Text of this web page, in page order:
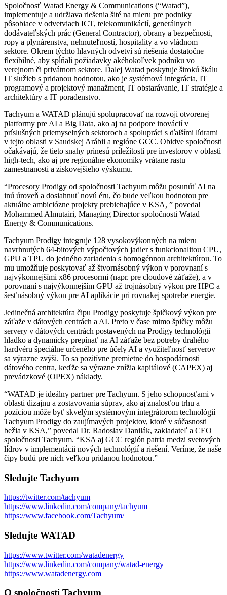
Spoločnosť Watad Energy & Communications (“Watad”),
implementuje a udržiava riešenia šité na mieru pre podniky
pôsobiace v odvetviach ICT, telekomunikácií, generálnych
dodávateľských prác (General Contractor), obrany a bezpečnosti,
ropy a plynárenstva, nehnuteľností, hospitality a vo vládnom
sektore. Okrem týchto hlavných odvetví sú riešenia dostatočne
flexibilné, aby spĺňali požiadavky akéhokoľvek podniku vo
verejnom či privátnom sektore. Ďalej Watad poskytuje širokú škálu
IT služieb s pridanou hodnotou, ako je systémová integrácia, IT
programový a projektový manažment, IT obstarávanie, IT stratégie a
architektúry a IT poradenstvo.
Tachyum a WATAD plánujú spolupracovať na rozvoji otvorenej
platformy pre AI a Big Data, ako aj na podpore inovácií v
príslušných priemyselných sektoroch a spolupráci s ďalšími lídrami
v tejto oblasti v Saudskej Arábii a regióne GCC. Obidve spoločnosti
očakávajú, že tieto snahy prinesú príležitosti pre investorov v oblasti
high-tech, ako aj pre regionálne ekonomiky vrátane rastu
zamestnanosti a ziskovejšieho výskumu.
“Procesory Prodigy od spoločnosti Tachyum môžu posunúť AI na
inú úroveň a dosiahnuť novú éru, čo bude veľkou hodnotou pre
aktuálne ambiciózne projekty prebiehajúce v KSA, ” povedal
Mohammed Almutairi, Managing Director spoločnosti Watad
Energy & Communications.
Tachyum Prodigy integruje 128 vysokovýkonných na mieru
navrhnutých 64-bitových výpočtových jadier s funkcionalitou CPU,
GPU a TPU do jedného zariadenia s homogénnou architektúrou. To
mu umožňuje poskytovať až štvornásobný výkon v porovnaní s
najvýkonnejšími x86 procesormi (napr. pre cloudové záťaže), a v
porovnaní s najvýkonnejším GPU až trojnásobný výkon pre HPC a
šesťnásobný výkon pre AI aplikácie pri rovnakej spotrebe energie.
Jedinečná architektúra čipu Prodigy poskytuje špičkový výkon pre
záťaže v dátových centrách a AI. Preto v čase mimo špičky môžu
servery v dátových centrách postavených na Prodigy technológii
hladko a dynamicky prepínať na AI záťaže bez potreby drahého
hardvéru špeciálne určeného pre účely AI a využiteľnosť serverov
sa výrazne zvýši. To sa pozitívne premietne do hospodárnosti
dátového centra, keďže sa výrazne znížia kapitálové (CAPEX) aj
prevádzkové (OPEX) náklady.
“WATAD je ideálny partner pre Tachyum. S jeho schopnosťami v
oblasti dizajnu a zostavovania súprav, ako aj znalosťou trhu a
pozíciou môže byť skvelým systémovým integrátorom technológií
Tachyum Prodigy do zaujímavých projektov, ktoré v súčasnosti
bežia v KSA,” povedal Dr. Radoslav Danilák, zakladateľ a CEO
spoločnosti Tachyum. “KSA aj GCC región patria medzi svetových
lídrov v implementácii nových technológií a riešení. Veríme, že naše
čipy budú pre nich veľkou pridanou hodnotou.”
Sledujte Tachyum
https://twitter.com/tachyum
https://www.linkedin.com/company/tachyum
https://www.facebook.com/Tachyum/
Sledujte WATAD
https://www.twitter.com/watadenergy
https://www.linkedin.com/company/watad-energy
https://www.watadenergy.com